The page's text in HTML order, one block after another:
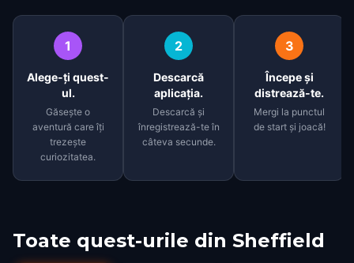
1
Alege-ți quest-
ul.
Găsește o
aventură care îți
trezește
curiozitatea.
2
Descarcă
aplicația.
Descarcă și
înregistrează-te în
câteva secunde.
3
Începe și
distrează-te.
Mergi la punctul
de start și joacă!
Toate quest-urile din Sheffield